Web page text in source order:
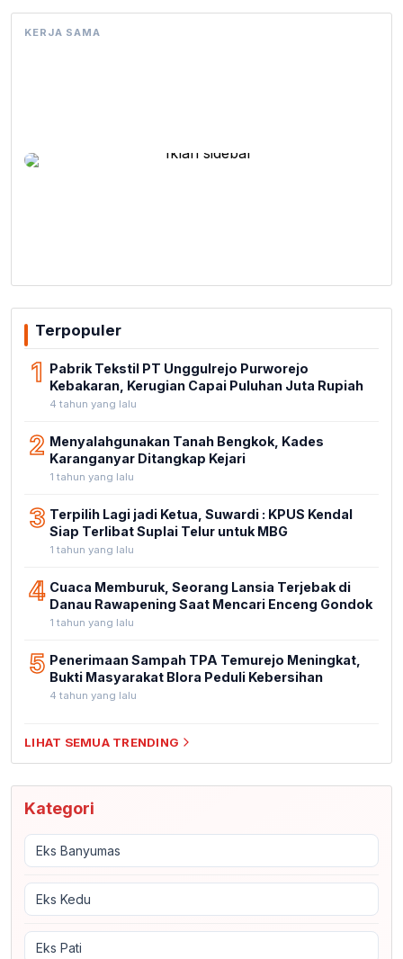
KERJA SAMA
Terpopuler
1 Pabrik Tekstil PT Unggulrejo Purworejo
Kebakaran, Kerugian Capai Puluhan Juta Rupiah
4 tahun yang lalu
2 Menyalahgunakan Tanah Bengkok, Kades
Karanganyar Ditangkap Kejari
1 tahun yang lalu
3 Terpilih Lagi jadi Ketua, Suwardi : KPUS Kendal
Siap Terlibat Suplai Telur untuk MBG
1 tahun yang lalu
4 Cuaca Memburuk, Seorang Lansia Terjebak di
Danau Rawapening Saat Mencari Enceng Gondok
1 tahun yang lalu
5 Penerimaan Sampah TPA Temurejo Meningkat,
Bukti Masyarakat Blora Peduli Kebersihan
4 tahun yang lalu
LIHAT SEMUA TRENDING
Kategori
Eks Banyumas
Eks Kedu
Eks Pati